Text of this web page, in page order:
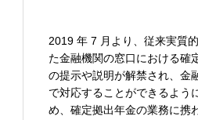
2019 年 7 月より、従来実質
た金融機関の窓口における確
の提示や説明が解禁され、金
で対応することができるよう
め、確定拠出年金の業務に携